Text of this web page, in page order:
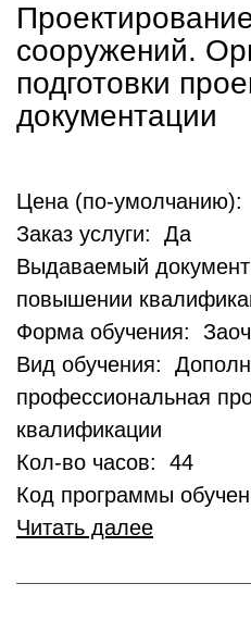
сооружений.
подготовки
документации
Цена (по-умолчанию):
Заказ услуги: Да
Выдаваемый
повышении
Форма обучения:
Вид обучения:
профессиональная
квалификации
Кол-во часов: 44
Код программы
Читать далее